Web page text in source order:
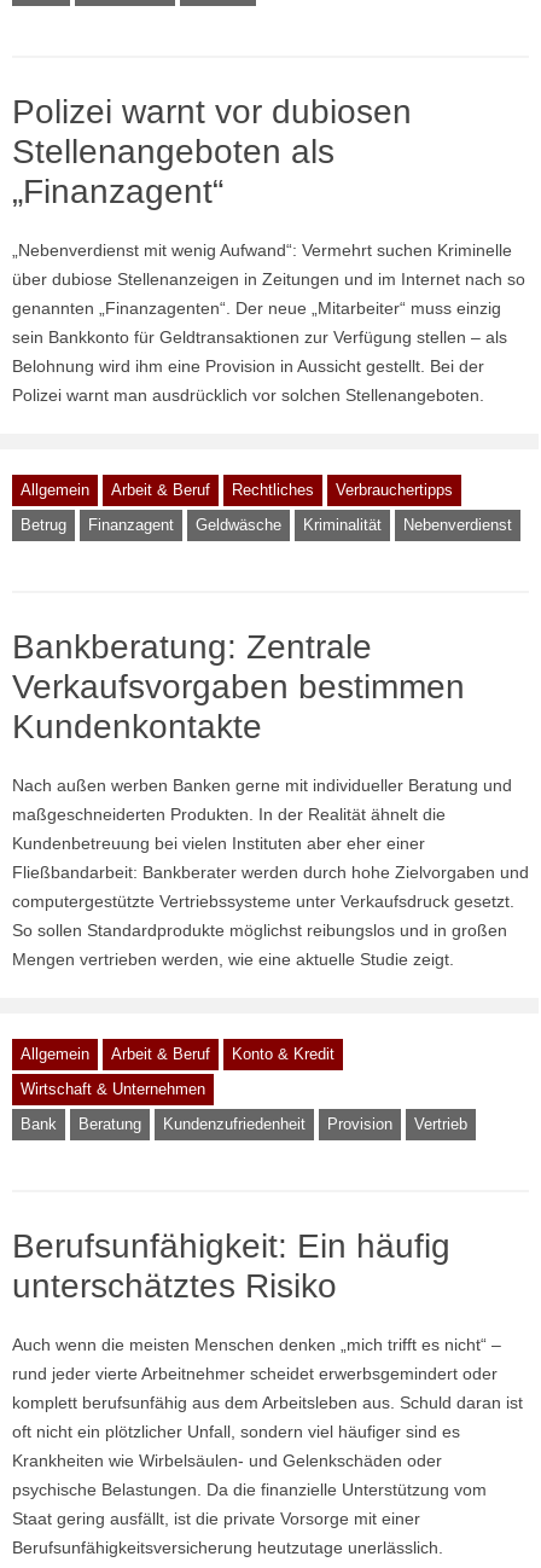
Polizei warnt vor dubiosen
Stellenangeboten als
„Finanzagent“
„Nebenverdienst mit wenig Aufwand“: Vermehrt suchen Kriminelle
über dubiose Stellenanzeigen in Zeitungen und im Internet nach so
genannten „Finanzagenten“. Der neue „Mitarbeiter“ muss einzig
sein Bankkonto für Geldtransaktionen zur Verfügung stellen – als
Belohnung wird ihm eine Provision in Aussicht gestellt. Bei der
Polizei warnt man ausdrücklich vor solchen Stellenangeboten.
Allgemein Arbeit & Beruf Rechtliches
Verbrauchertipps
Betrug
Finanzagent Geldwäsche Kriminalität Nebenverdienst
Bankberatung: Zentrale
Verkaufsvorgaben bestimmen
Kundenkontakte
Nach außen werben Banken gerne mit individueller Beratung und
maßgeschneiderten Produkten. In der Realität ähnelt die
Kundenbetreuung bei vielen Instituten aber eher einer
Fließbandarbeit: Bankberater werden durch hohe Zielvorgaben und
computergestützte Vertriebssysteme unter Verkaufsdruck gesetzt.
So sollen Standardprodukte möglichst reibungslos und in großen
Mengen vertrieben werden, wie eine aktuelle Studie zeigt.
Allgemein Arbeit & Beruf
Konto & Kredit
Wirtschaft & Unternehmen
Bank
Beratung Kundenzufriedenheit Provision Vertrieb
Berufsunfähigkeit: Ein häufig
unterschätztes Risiko
Auch wenn die meisten Menschen denken „mich trifft es nicht“ –
rund jeder vierte Arbeitnehmer scheidet erwerbsgemindert oder
komplett berufsunfähig aus dem Arbeitsleben aus. Schuld daran ist
oft nicht ein plötzlicher Unfall, sondern viel häufiger sind es
Krankheiten wie Wirbelsäulen- und Gelenkschäden oder
psychische Belastungen. Da die finanzielle Unterstützung vom
Staat gering ausfällt, ist die private Vorsorge mit einer
Berufsunfähigkeitsversicherung heutzutage unerlässlich.